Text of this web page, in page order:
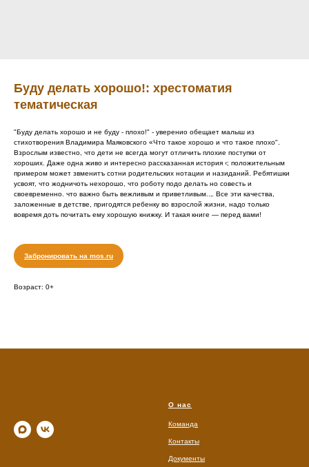
Буду делать хорошо!: хрестоматия
тематическая
"Буду делать хорошо и не буду - плохо!" - уверенио обещает малыш из
стихотворения Владимира Маяковского «Что такое хорошо и что такое плохо".
Взрослым известно, что дети не всегда могут отличить плохие поступки от
хороших. Даже одна живо и интересно рассказанная история ‹; положительным
примером может звменитъ сотни родительских нотации и назиданий. Ребятишки
усвоят, что жодничоть нехорошо, что роботу подо делать но совесть и
своевременно. что важно быть вежливым и приветливым..‚. Все эти качества,
заложенные в детстве, пригодятся ребенку во взрослой жизни, надо только
вовремя доть почитать ему хорошую книжку. И такая книге — перед вами!
Забронировать на mos.ru
Возраст: 0+
О нас
Команда
Контакты
Документы